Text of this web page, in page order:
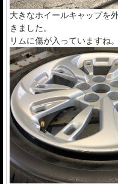
大きなホイールキャップを
きました。
リムに傷が入っていますね。